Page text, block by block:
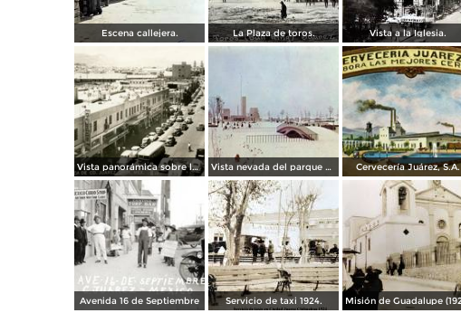
Escena callejera. La Plaza de toros. Vista a la Iglesia.
Vista panorámica sobre la Avenida 16 de Septiembre Vista nevada del parque El Chamizal Cervecería Juárez, S.A.
Avenida 16 de Septiembre Servicio de taxi 1924.